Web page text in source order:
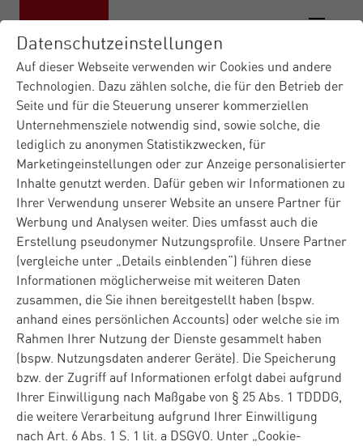
Datenschutzeinstellungen
Auf dieser Webseite verwenden wir Cookies und andere
Technologien. Dazu zählen solche, die für den Betrieb der
Seite und für die Steuerung unserer kommerziellen
Unternehmensziele notwendig sind, sowie solche, die
lediglich zu anonymen Statistikzwecken, für
Marketingeinstellungen oder zur Anzeige personalisierter
Inhalte genutzt werden. Dafür geben wir Informationen zu
Ihrer Verwendung unserer Website an unsere Partner für
Werbung und Analysen weiter. Dies umfasst auch die
Erstellung pseudonymer Nutzungsprofile. Unsere Partner
(vergleiche unter „Details einblenden“) führen diese
Informationen möglicherweise mit weiteren Daten
zusammen, die Sie ihnen bereitgestellt haben (bspw.
anhand eines persönlichen Accounts) oder welche sie im
Rahmen Ihrer Nutzung der Dienste gesammelt haben
(bspw. Nutzungsdaten anderer Geräte). Die Speicherung
bzw. der Zugriff auf Informationen erfolgt dabei aufgrund
Ihrer Einwilligung nach Maßgabe von § 25 Abs. 1 TDDDG,
die weitere Verarbeitung aufgrund Ihrer Einwilligung
nach Art. 6 Abs. 1 S. 1 lit. a DSGVO. Unter „Cookie-